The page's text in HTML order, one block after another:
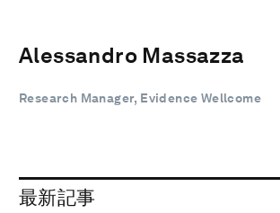
Alessandro Massazza
Research Manager, Evidence Wellcome
最新記事